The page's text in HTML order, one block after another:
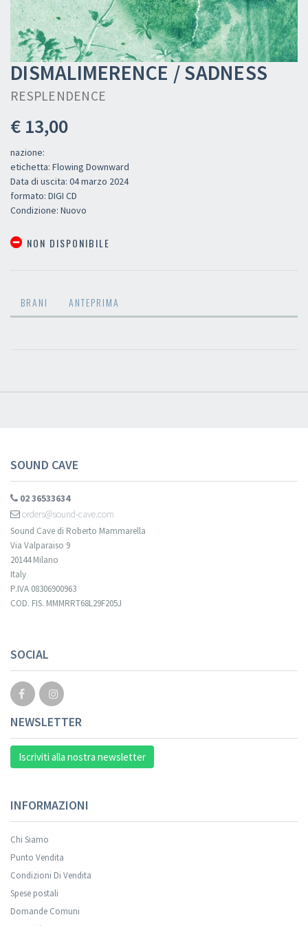
DISMALIMERENCE / SADNESS
RESPLENDENCE
€ 13,00
nazione:
etichetta: Flowing Downward
Data di uscita: 04 marzo 2024
formato: DIGI CD
Condizione: Nuovo
NON DISPONIBILE
BRANI ANTEPRIMA
SOUND CAVE
02 36533634
orders@sound-cave.com
Sound Cave di Roberto Mammarella
Via Valparaiso 9
20144 Milano
Italy
P.IVA 08306900963
COD. FIS. MMMRRT68L29F205J
SOCIAL
NEWSLETTER
Iscriviti alla nostra newsletter
INFORMAZIONI
Chi Siamo
Punto Vendita
Condizioni Di Vendita
Spese postali
Domande Comuni